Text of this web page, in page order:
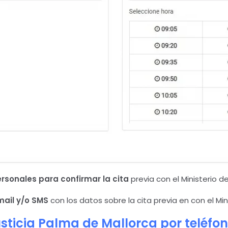
para confirmar la cita previa con el Ministerio
y/o SMS con los datos sobre la cita previa en con el
Palma de Mallorca por